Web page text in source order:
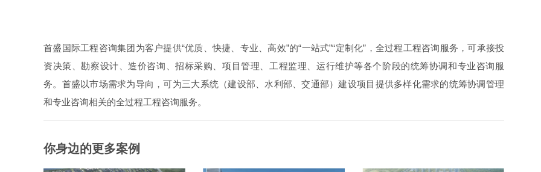
首盛国际工程咨询集团为客户提供“优质、快捷、专业、高效”的“一站式”“定制化”，全过程工程咨询服务，可承接投
资决策、勘察设计、造价咨询、招标采购、项目管理、工程监理、运行维护等各个阶段的统筹协调和专业咨询服
务。首盛以市场需求为导向，可为三大系统（建设部、水利部、交通部）建设项目提供多样化需求的统筹协调管理
和专业咨询相关的全过程工程咨询服务。
你身边的更多案例